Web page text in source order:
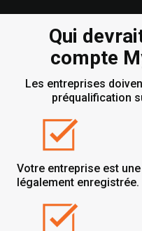
Qui
compte
Les entreprises
préqualification
Votre entreprise est
légalement enregistrée.